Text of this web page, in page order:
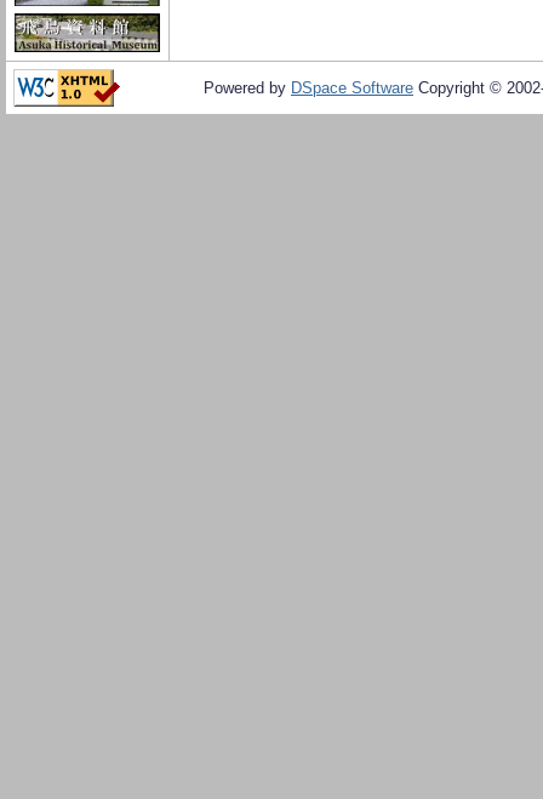
Powered by DSpace Software Copyright ©